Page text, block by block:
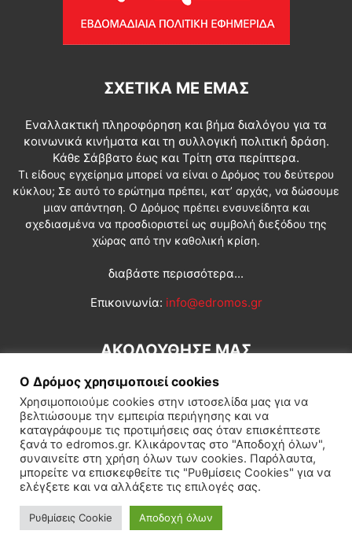
ΣΧΕΤΙΚΆ ΜΕ ΕΜΆΣ
Εναλλακτική πληροφόρηση και βήμα διαλόγου για τα
κοινωνικά κινήματα και τη συλλογική πολιτική δράση.
Κάθε Σάββατο έως και Τρίτη στα περίπτερα.
Τι είδους εγχείρημα μπορεί να είναι ο Δρόμος του δεύτερου
κύκλου; Σε αυτό το ερώτημα πρέπει, κατ’ αρχάς, να δώσουμε
μιαν απάντηση. Ο Δρόμος πρέπει ενσυνείδητα και
σχεδιασμένα να προσδιοριστεί ως συμβολή διεξόδου της
χώρας από την καθολική κρίση.
διαβάστε περισσότερα...
Επικοινωνία: info@edromos.gr
ΑΚΟΛΟΥΘΗΣΕ ΜΑΣ
Εγγραφή συνδρομητή Πολιτική Διεθνή Κοινωνία
Πολιτισμός Αφιερώματα
© Δρόμος της Αριστεράς
Ο Δρόμος χρησιμοποιεί cookies
Χρησιμοποιούμε cookies στην ιστοσελίδα μας για να
βελτιώσουμε την εμπειρία περιήγησης και να
καταγράφουμε τις προτιμήσεις σας όταν επισκέπτεστε
ξανά το edromos.gr. Κλικάροντας στο "Αποδοχή όλων",
συναινείτε στη χρήση όλων των cookies. Παρόλαυτα,
μπορείτε να επισκεφθείτε τις "Ρυθμίσεις Cookies" για να
ελέγξετε και να αλλάξετε τις επιλογές σας.
Ρυθμίσεις Cookie Αποδοχή όλων